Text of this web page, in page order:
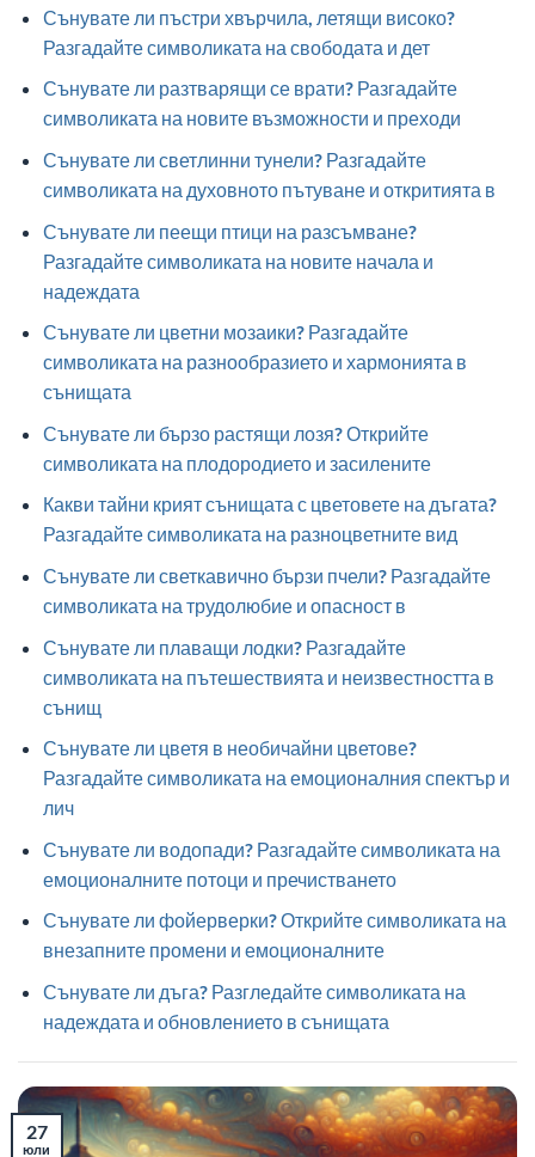
Сънувате ли пъстри хвърчила, летящи високо?
Разгадайте символиката на свободата и дет
Сънувате ли разтварящи се врати? Разгадайте
символиката на новите възможности и преходи
Сънувате ли светлинни тунели? Разгадайте
символиката на духовното пътуване и откритията в
Сънувате ли пеещи птици на разсъмване?
Разгадайте символиката на новите начала и
надеждата
Сънувате ли цветни мозаики? Разгадайте
символиката на разнообразието и хармонията в
сънищата
Сънувате ли бързо растящи лозя? Открийте
символиката на плодородието и засилените
Какви тайни крият сънищата с цветовете на дъгата?
Разгадайте символиката на разноцветните вид
Сънувате ли светкавично бързи пчели? Разгадайте
символиката на трудолюбие и опасност в
Сънувате ли плаващи лодки? Разгадайте
символиката на пътешествията и неизвестността в
сънищ
Сънувате ли цветя в необичайни цветове?
Разгадайте символиката на емоционалния спектър и
лич
Сънувате ли водопади? Разгадайте символиката на
емоционалните потоци и пречистването
Сънувате ли фойерверки? Открийте символиката на
внезапните промени и емоционалните
Сънувате ли дъга? Разгледайте символиката на
надеждата и обновлението в сънищата
27
юли